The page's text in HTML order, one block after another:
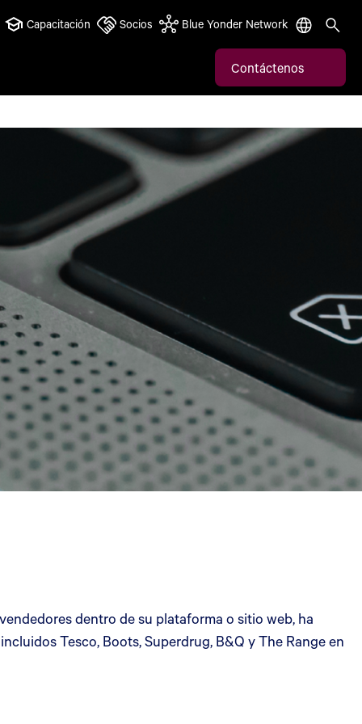
Capacitación Socios Blue Yonder Network
Contáctenos
dentro de su plataforma o sitio web, ha
Tesco, Boots, Superdrug, B&Q y The Range en